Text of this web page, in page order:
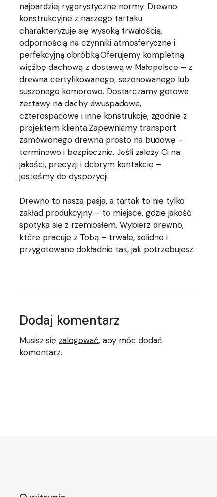
najbardziej rygorystyczne normy. Drewno
konstrukcyjne z naszego tartaku
charakteryzuje się wysoką trwałością,
odpornością na czynniki atmosferyczne i
perfekcyjną obróbką.Oferujemy kompletną
więźbę dachową z dostawą w Małopolsce – z
drewna certyfikowanego, sezonowanego lub
suszonego komorowo. Dostarczamy gotowe
zestawy na dachy dwuspadowe,
czterospadowe i inne konstrukcje, zgodnie z
projektem klienta.Zapewniamy transport
zamówionego drewna prosto na budowę –
terminowo i bezpiecznie. Jeśli zależy Ci na
jakości, precyzji i dobrym kontakcie –
jesteśmy do dyspozycji.
Drewno to nasza pasja, a tartak to nie tylko
zakład produkcyjny – to miejsce, gdzie jakość
spotyka się z rzemiosłem. Wybierz drewno,
które pracuje z Tobą – trwałe, solidne i
przygotowane dokładnie tak, jak potrzebujesz.
Dodaj komentarz
Musisz się zalogować, aby móc dodać
komentarz.